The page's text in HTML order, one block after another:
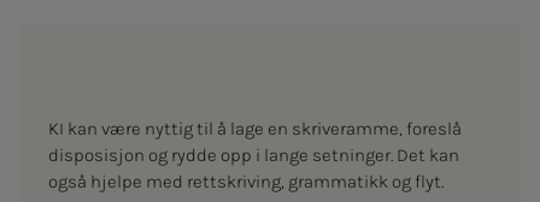
KI kan være nyttig til å lage en skriveramme, foreslå
disposisjon og rydde opp i lange setninger. Det kan
også hjelpe med rettskriving, grammatikk og flyt.